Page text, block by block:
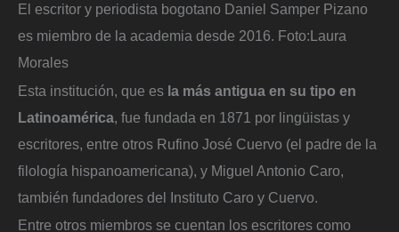
El escritor y periodista bogotano Daniel Samper Pizano
es miembro de la academia desde 2016. Foto:Laura
Morales
Esta institución, que es la más antigua en su tipo en
Latinoamérica, fue fundada en 1871 por lingüistas y
escritores, entre otros Rufino José Cuervo (el padre de la
filología hispanoamericana), y Miguel Antonio Caro,
también fundadores del Instituto Caro y Cuervo.
Entre otros miembros se cuentan los escritores como